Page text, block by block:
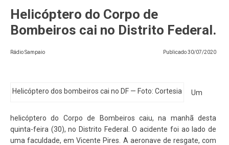
Helicóptero do Corpo de
Bombeiros cai no Distrito Federal.
Rádio Sampaio Publicado30/07/2020
Helicóptero dos bombeiros cai no DF — Foto: Cortesia Um
helicóptero do Corpo de Bombeiros caiu, na manhã desta
quinta-feira (30), no Distrito Federal. O acidente foi ao lado de
uma faculdade, em Vicente Pires. A aeronave de resgate, com